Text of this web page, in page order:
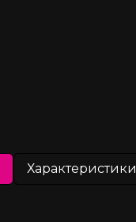
Характеристики